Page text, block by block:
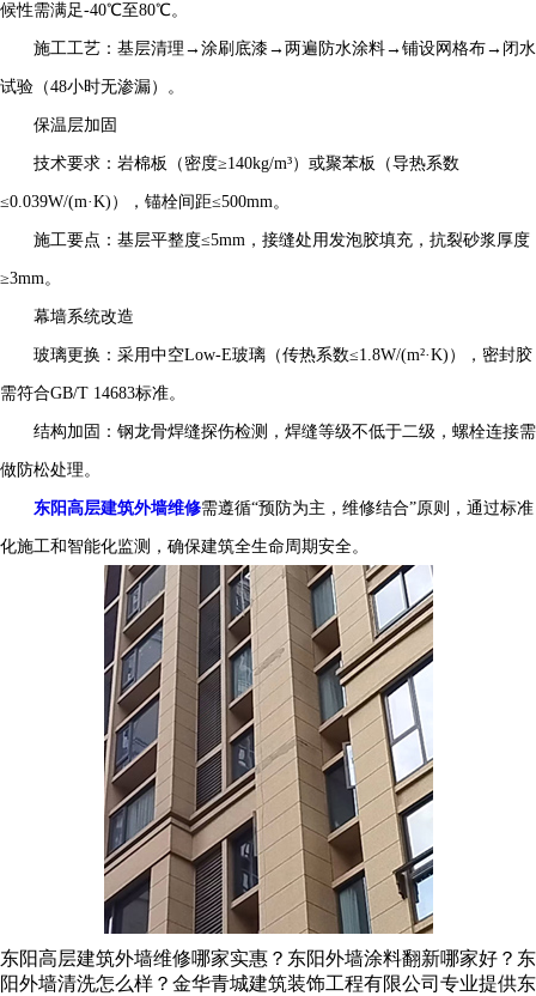
候性需满足-40℃至80℃。
施工工艺：基层清理→涂刷底漆→两遍防水涂料→铺设网格布→闭水
试验（48小时无渗漏）。
保温层加固
技术要求：岩棉板（密度≥140kg/m³）或聚苯板（导热系数
≤0.039W/(m·K)），锚栓间距≤500mm。
施工要点：基层平整度≤5mm，接缝处用发泡胶填充，抗裂砂浆厚度
≥3mm。
幕墙系统改造
玻璃更换：采用中空Low-E玻璃（传热系数≤1.8W/(m²·K)），密封胶
需符合GB/T 14683标准。
结构加固：钢龙骨焊缝探伤检测，焊缝等级不低于二级，螺栓连接需
做防松处理。
东阳高层建筑外墙维修需遵循“预防为主，维修结合”原则，通过标准
化施工和智能化监测，确保建筑全生命周期安全。
东阳高层建筑外墙维修哪家实惠？东阳外墙涂料翻新哪家好？东
阳外墙清洗怎么样？金华青城建筑装饰工程有限公司专业提供东